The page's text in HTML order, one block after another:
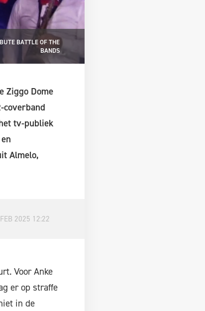
BATTLE OF THE
BANDS
Ziggo Dome
coverband
tv-publiek
Almelo,
2025 12:22
Voor Anke
er op straffe
in de